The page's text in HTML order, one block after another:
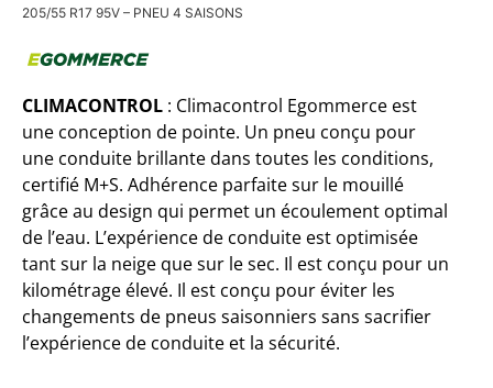
205/55 R17 95V – PNEU 4 SAISONS
CLIMACONTROL : Climacontrol Egommerce est
une conception de pointe. Un pneu conçu pour
une conduite brillante dans toutes les conditions,
certifié M+S. Adhérence parfaite sur le mouillé
grâce au design qui permet un écoulement optimal
de l’eau. L’expérience de conduite est optimisée
tant sur la neige que sur le sec. Il est conçu pour un
kilométrage élevé. Il est conçu pour éviter les
changements de pneus saisonniers sans sacrifier
l’expérience de conduite et la sécurité.